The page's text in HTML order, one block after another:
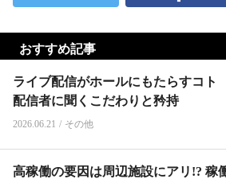
おすすめ記事
ライブ配信がホールにもたらすコ
配信者に聞くこだわりと矜持
2026.06.21 / その他
高稼働の要因は周辺施設にアリ!? 稼